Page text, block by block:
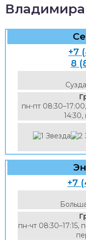
Владимира
+7
8
пн-пт
14:30,
+7
пн-чт 08:30–17:15,